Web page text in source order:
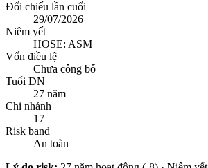
Đối chiếu lần cuối
29/07/2026
Niêm yết
HOSE: ASM
Vốn điều lệ
Chưa công bố
Tuổi DN
27 năm
Chi nhánh
17
Risk band
An toàn